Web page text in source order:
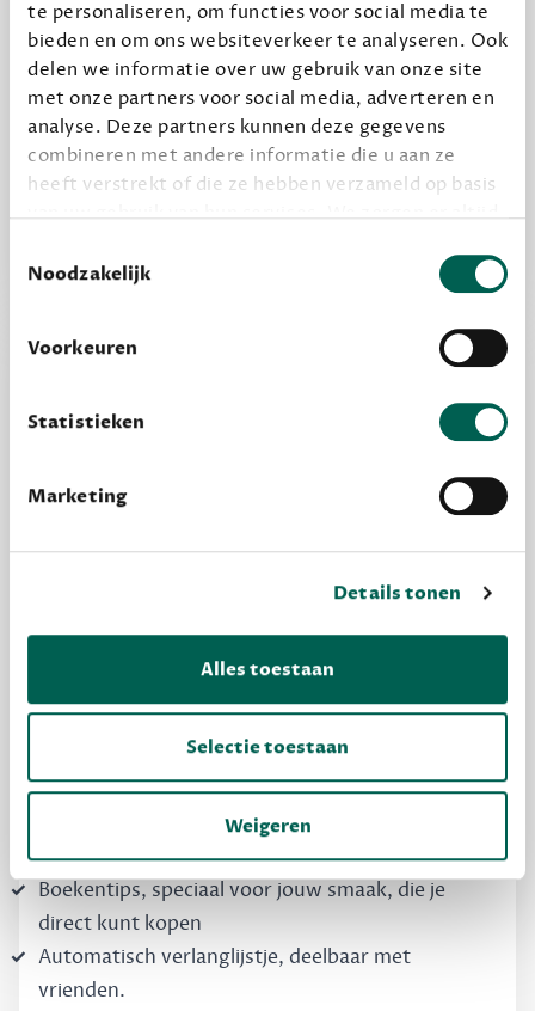
te personaliseren, om functies voor social media te
bieden en om ons websiteverkeer te analyseren. Ook
delen we informatie over uw gebruik van onze site
met onze partners voor social media, adverteren en
analyse. Deze partners kunnen deze gegevens
combineren met andere informatie die u aan ze
heeft verstrekt of die ze hebben verzameld op basis
grondslag gebeurt, en er niet onnodig data van je
wordt verwerkt. Gevoelige persoonsgegevens delen
Noodzakelijk
Voorkeuren
Statistieken
Marketing
Details tonen
Alles toestaan
Selectie toestaan
Weigeren
Alles van Dewey Free
Word een bovengemiddelde lezer met 6 boeken
per jaar
Dewey Free
Krijg boekentips, persoonlijk voor jou en je
vrienden. Krijg én geef betere cadeaus.
Schrijf nu gratis in
Boekentips, speciaal voor jouw smaak, die je
direct kunt kopen
Automatisch verlanglijstje, deelbaar met
vrienden.